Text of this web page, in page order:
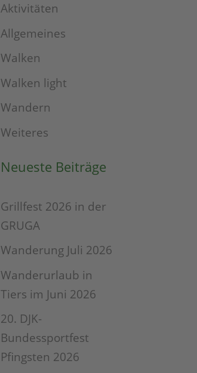
Aktivitäten
Allgemeines
Walken
Walken light
Wandern
Weiteres
Neueste Beiträge
Grillfest 2026 in der
GRUGA
Wanderung Juli 2026
Wanderurlaub in
Tiers im Juni 2026
20. DJK-
Bundessportfest
Pfingsten 2026